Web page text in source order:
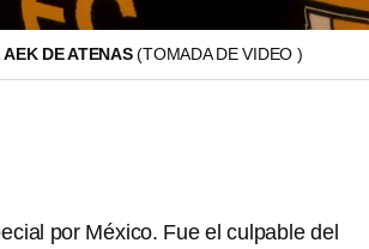
AEK DE ATENAS(TOMADA DE VIDEO )
por México. Fue el culpable del